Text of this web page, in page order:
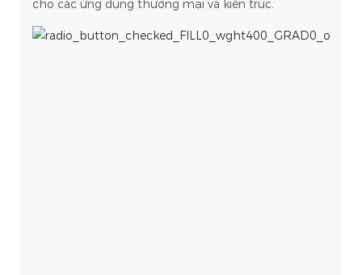
cho các ứng dụng thương mại và kiến ​​trúc.